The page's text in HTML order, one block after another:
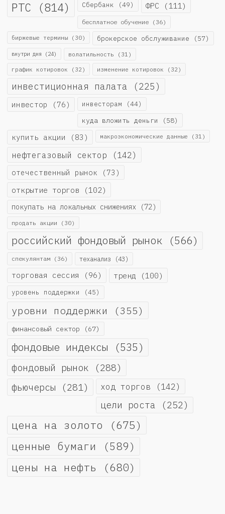
РТС (814) Сбербанк (49) ФРС (111)
бесплатное обучение (36)
биржевые термины (30) брокерское обслуживание (57)
внутри дня (24) волатильность (31)
график котировок (32) изменение котировок (32)
инвестиционная палата (225)
инвестор (76) инвесторам (44)
куда вложить деньги (58)
купить акции (83) макроэкономические данные (31)
нефтегазовый сектор (142)
отечественный рынок (73)
открытие торгов (102)
покупать на локальных снижениях (72)
продать акции (30)
российский фондовый рынок (566)
спекулянтам (36) теханализ (43)
торговая сессия (96) тренд (100)
уровень поддержки (45)
уровни поддержки (355)
финансовый сектор (67)
фондовые индексы (535)
фондовый рынок (288)
фьючерсы (281) ход торгов (142)
цели роста (252)
цена на золото (675)
ценные бумаги (589)
цены на нефть (680)